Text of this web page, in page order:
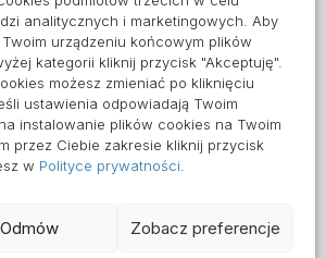
analitycznych i marketingowych. Aby
urządzeniu końcowym plików
kategorii kliknij przycisk "Akceptuję".
możesz zmieniać po kliknięciu
ustawienia odpowiadają Twoim
instalowanie plików cookies na Twoim
przez Ciebie zakresie kliknij przycisk
w Polityce prywatności
Odmów Zobacz preferencje